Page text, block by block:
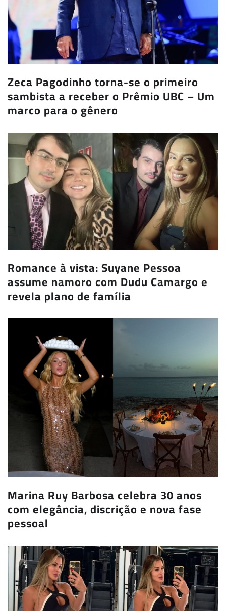
Zeca Pagodinho torna-se o primeiro
sambista a receber o Prêmio UBC – Um
marco para o gênero
Romance à vista: Suyane Pessoa
assume namoro com Dudu Camargo e
revela plano de família
Marina Ruy Barbosa celebra 30 anos
com elegância, discrição e nova fase
pessoal